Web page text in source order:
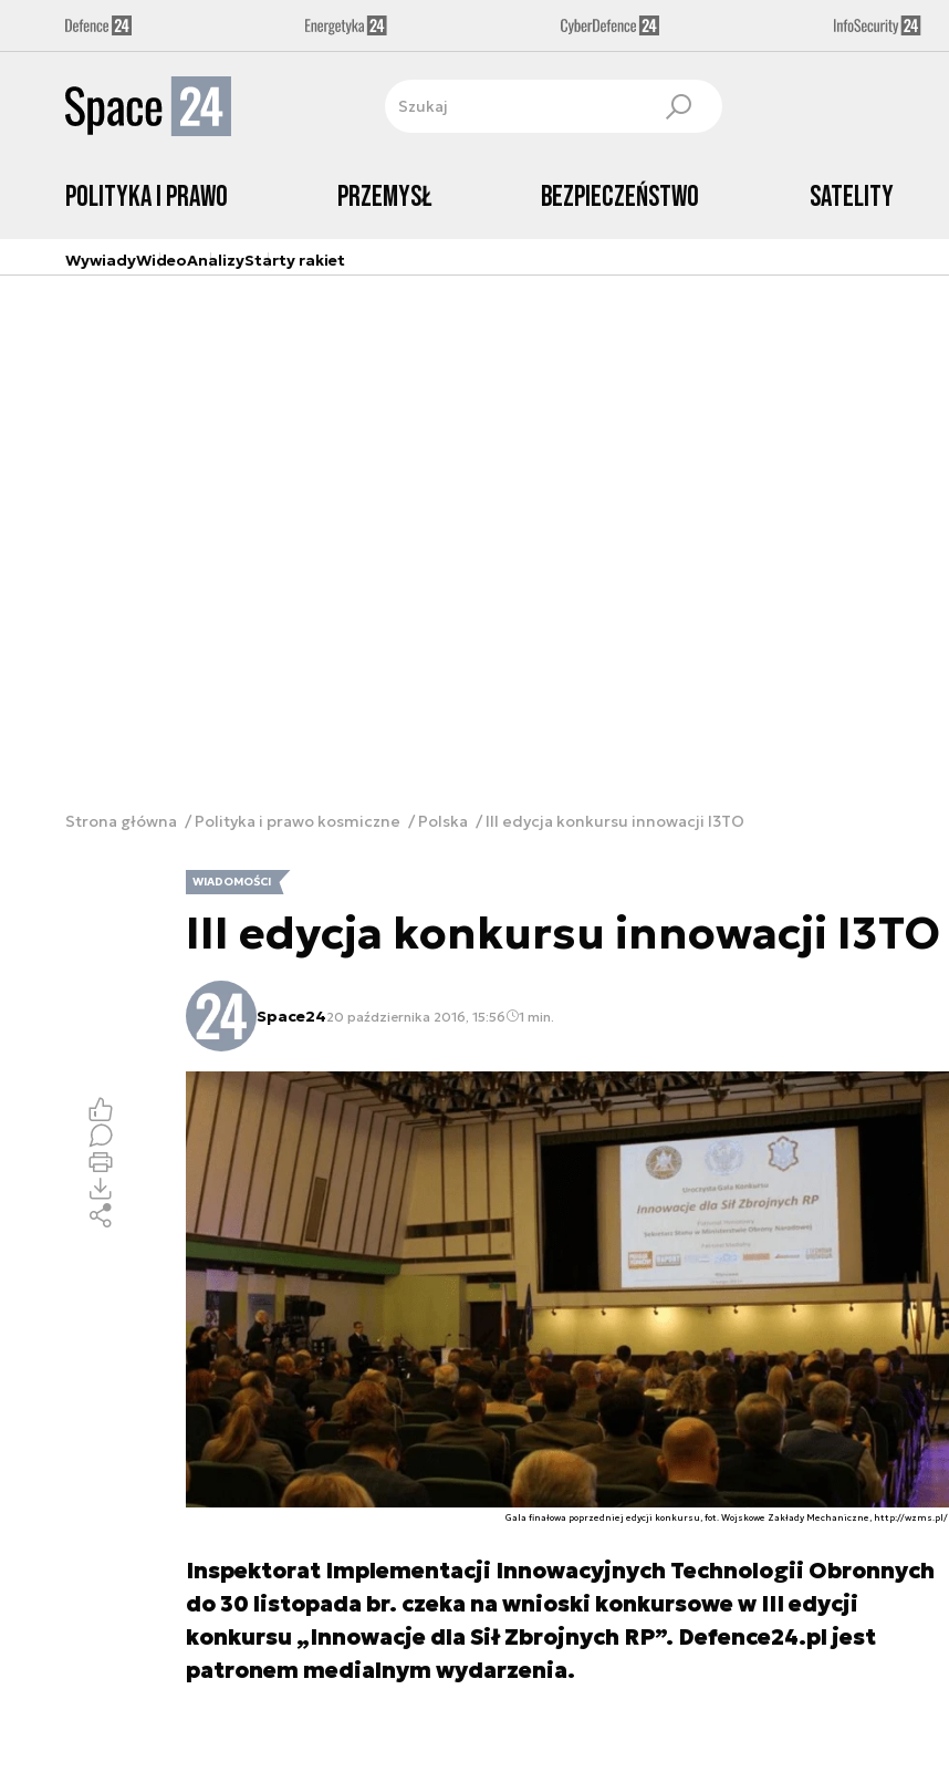
Polityka i prawo Przemysł Bezpieczeństwo Satelity
WywiadyWideoAnalizyStarty rakiet
Strona główna Polityka i prawo kosmiczne Polska III edycja konkursu innowacji I3TO
WIADOMOŚCI
III edycja konkursu innowacji I3TO
Space2420 października 2016, 15:56 1 min.
Gala finałowa poprzedniej edycji konkursu, fot. Wojskowe Zakłady Mechaniczne, http://wzms.pl/
Inspektorat Implementacji Innowacyjnych Technologii Obronnych
do 30 listopada br. czeka na wnioski konkursowe w III edycji
konkursu „Innowacje dla Sił Zbrojnych RP”. Defence24.pl jest
patronem medialnym wydarzenia.